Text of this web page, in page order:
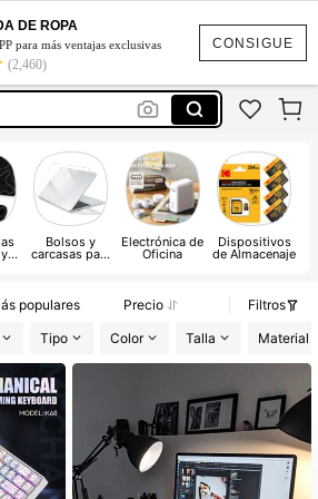
CONSIGUE
DE ROPA
para más ventajas exclusivas
(2,460)
Portátil
Bolsos y
carcasas para
Electrónica de
Oficina
Dispositivos
de Almacenaje
populares Precio
Filtros
Tipo Color Talla Material